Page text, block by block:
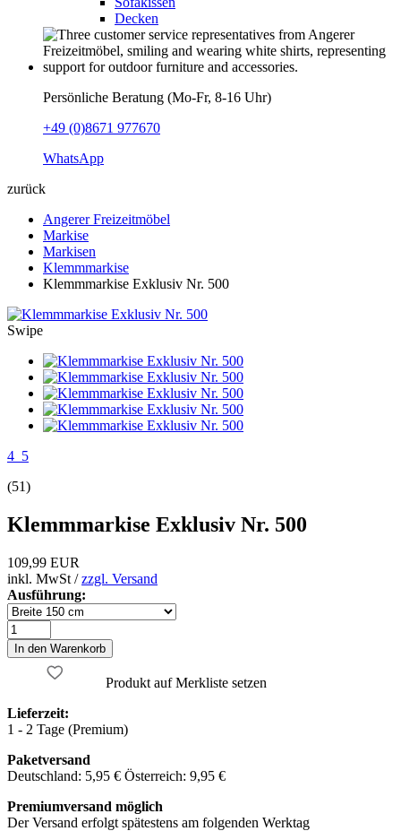
Decken
Persönliche Beratung (Mo-Fr, 8-16 Uhr)
+49 (0)8671 977670
WhatsApp
zurück
Angerer Freizeitmöbel
Markise
Markisen
Klemmmarkise
Klemmmarkise Exklusiv Nr. 500
Swipe
4_5
(51)
Klemmmarkise Exklusiv Nr. 500
109,99 EUR
inkl. MwSt /zzgl. Versand
Ausführung:
Produkt auf Merkliste setzen
Lieferzeit:
1 - 2 Tage (Premium)
Paketversand
Deutschland: 5,95 € Österreich: 9,95 €
Premiumversand möglich
Der Versand erfolgt spätestens am folgenden Werktag